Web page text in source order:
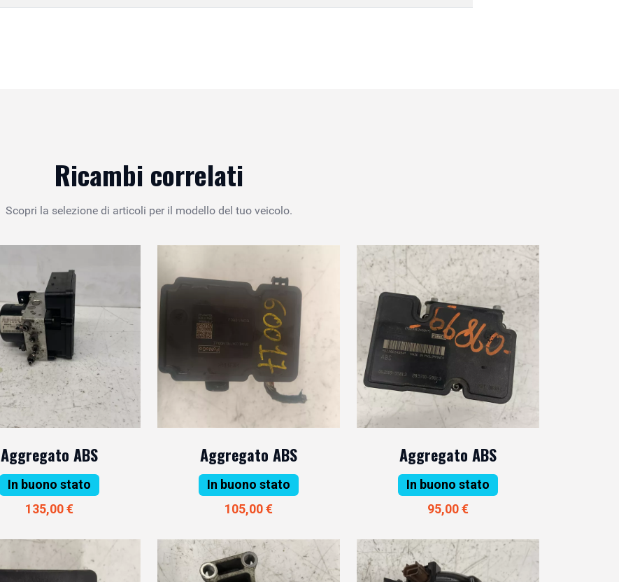
Ricambi correlati
Scopri la selezione di articoli per il modello del tuo veicolo.
Aggregato ABS
In buono stato
135,00 €
Aggregato ABS
In buono stato
105,00 €
Aggregato ABS
In buono stato
95,00 €